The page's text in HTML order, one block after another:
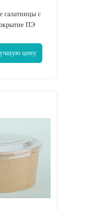
салатницы с
ПЭ
цену